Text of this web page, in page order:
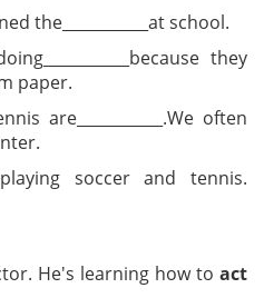
the
at school.
because they
paper.
are___________ .We often
soccer and tennis.
He's learning how to act